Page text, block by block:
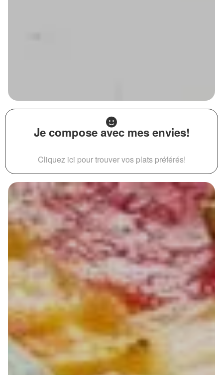
Je compose avec mes envies!
Cliquez ici pour trouver vos plats préférés!